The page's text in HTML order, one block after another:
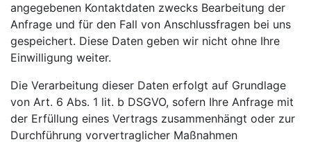
angegebenen Kontaktdaten zwecks Bearbeitung der
Anfrage und für den Fall von Anschlussfragen bei uns
gespeichert. Diese Daten geben wir nicht ohne Ihre
Einwilligung weiter.
Die Verarbeitung dieser Daten erfolgt auf Grundlage
von Art. 6 Abs. 1 lit. b DSGVO, sofern Ihre Anfrage mit
der Erfüllung eines Vertrags zusammenhängt oder zur
Durchführung vorvertraglicher Maßnahmen